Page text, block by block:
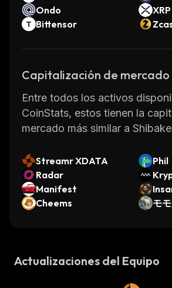
Ondo
XRP
Bittensor
Capitalización de mercado
Entre todos los activos
CoinStats, estos tienen la
mercado más similar a
Streamr XDATA
Phil
Radar
Manifest
Cheems
モ
Actualizaciones del Equipo